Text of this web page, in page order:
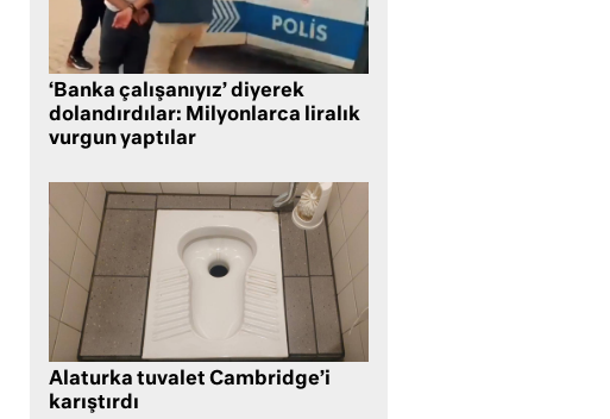
‘Banka çalışanıyız’ diyerek
dolandırdılar: Milyonlarca liralık
vurgun yaptılar
Alaturka tuvalet Cambridge’i
karıştırdı